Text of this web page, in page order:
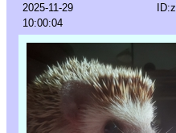
2025-11-29
10:00:04